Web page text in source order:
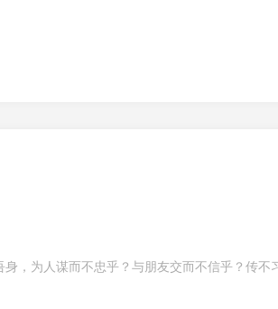
身，为人谋而不忠乎？与朋友交而不信乎？传不